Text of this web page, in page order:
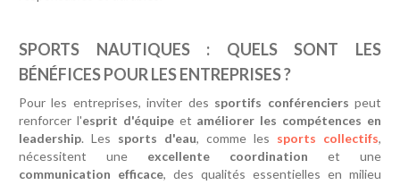
SPORTS NAUTIQUES : QUELS SONT LES
BÉNÉFICES POUR LES ENTREPRISES ?
Pour les entreprises, inviter des sportifs conférenciers peut
renforcer l'esprit d'équipeet améliorer les compétences en
leadership. Les sports d'eau, comme les sports collectifs,
nécessitent une excellente coordination et une
communication efficace, des qualités essentielles en milieu